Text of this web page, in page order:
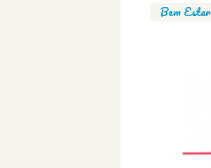
Bem Estar